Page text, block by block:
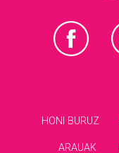
HONI BURUZ
ARAUAK